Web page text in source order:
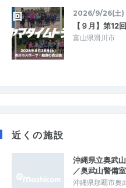
2026/9/26(土)
【９月】第12
富山県滑川市
近くの施設
沖縄県立奥武
／奥武山警備室
沖縄県那覇市奥